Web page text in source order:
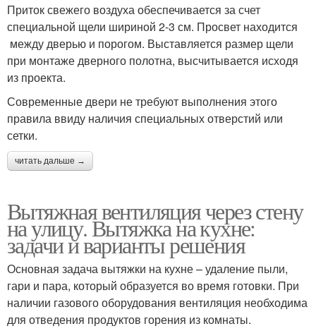
Приток свежего воздуха обеспечивается за счет
специальной щели шириной 2-3 см. Просвет находится
между дверью и порогом. Выставляется размер щели
при монтаже дверного полотна, высчитывается исходя
из проекта.
Современные двери не требуют выполнения этого
правила ввиду наличия специальных отверстий или
сетки.
читать дальше →
Вытяжная вентиляция через стену
на улицу. Вытяжка на кухне:
задачи и варианты решения
Основная задача вытяжки на кухне – удаление пыли,
гари и пара, который образуется во время готовки. При
наличии газового оборудования вентиляция необходима
для отведения продуктов горения из комнаты.